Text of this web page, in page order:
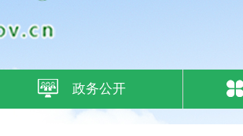
政务公开